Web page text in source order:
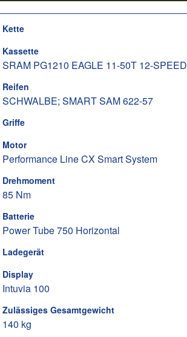
Kette
Kassette
SRAM PG1210 EAGLE 11-50T 12-SPEED
Reifen
SCHWALBE; SMART SAM 622-57
Griffe
Motor
Performance Line CX Smart System
Drehmoment
85 Nm
Batterie
Power Tube 750 Horizontal
Ladegerät
Display
Intuvia 100
Zulässiges Gesamtgewicht
140 kg